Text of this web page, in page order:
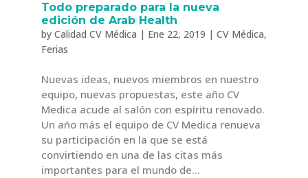
Todo preparado para la nueva
edición de Arab Health
by Calidad CV Médica | Ene 22, 2019 | CV Médica,
Ferias
Nuevas ideas, nuevos miembros en nuestro
equipo, nuevas propuestas, este año CV
Medica acude al salón con espíritu renovado.
Un año más el equipo de CV Medica renueva
su participación en la que se está
convirtiendo en una de las citas más
importantes para el mundo de...